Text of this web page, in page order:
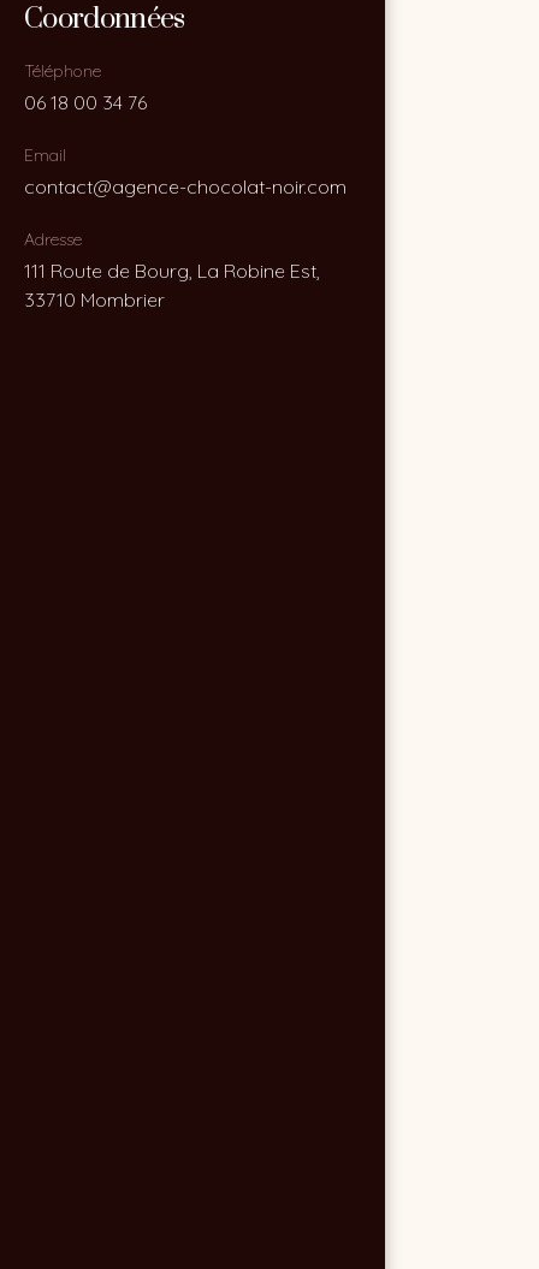
Coordonnées
Téléphone
06 18 00 34 76
Email
contact@agence-chocolat-noir.com
Adresse
111 Route de Bourg, La Robine Est,
33710 Mombrier
Coordonnées
Téléphone
06 18 00 34 76
Email
contact@agence-chocolat-noir.com
Adresse
111 Route de Bourg, La Robine Est,
33710 Mombrier